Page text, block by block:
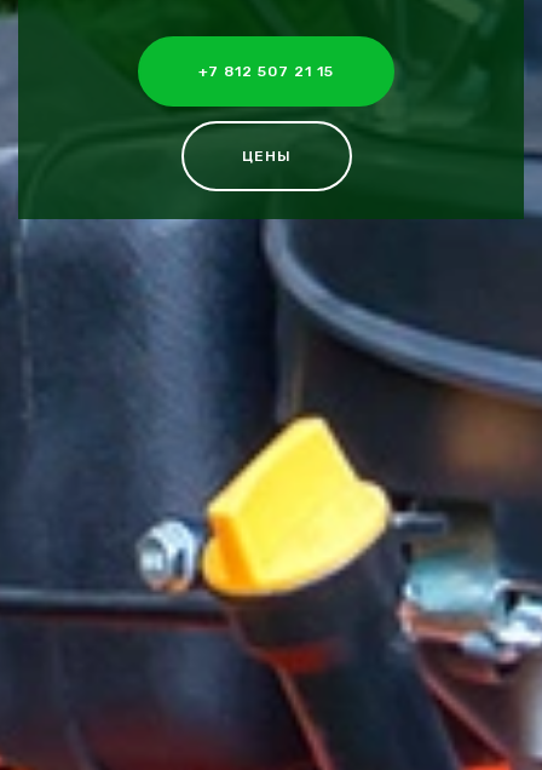
+7 812 507 21 15
ЦЕНЫ